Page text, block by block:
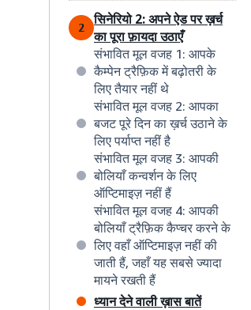
2
सिनेरियो 2: अपने ऐड पर ख़र्च
का पूरा फ़ायदा उठाएँ
संभावित मूल वजह 1: आपके
कैम्पेन ट्रैफ़िक में बढ़ोतरी के
लिए तैयार नहीं थे
संभावित मूल वजह 2: आपका
बजट पूरे दिन का ख़र्च उठाने के
लिए पर्याप्त नहीं है
संभावित मूल वजह 3: आपकी
बोलियाँ कन्वर्शन के लिए
ऑप्टिमाइज़ नहीं हैं
संभावित मूल वजह 4: आपकी
बोलियाँ ट्रैफ़िक कैप्चर करने के
लिए वहाँ ऑप्टिमाइज़ नहीं की
जाती हैं, जहाँ यह सबसे ज्यादा
मायने रखती हैं
ध्यान देने वाली ख़ास बातें